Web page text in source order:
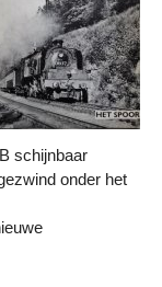
schijnbaar
onder het